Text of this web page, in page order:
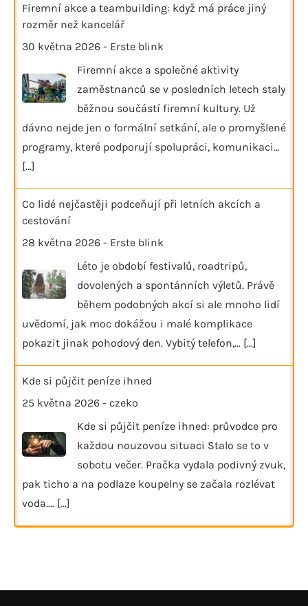
Firemní akce a teambuilding: když má práce jiný
rozměr než kancelář
30 května 2026 - Erste blink
Firemní akce a společné aktivity
zaměstnanců se v posledních letech staly
běžnou součástí firemní kultury. Už
dávno nejde jen o formální setkání, ale o promyšlené
programy, které podporují spolupráci, komunikaci…
[...]
Co lidé nejčastěji podceňují při letních akcích a
cestování
28 května 2026 - Erste blink
Léto je období festivalů, roadtripů,
dovolených a spontánních výletů. Právě
během podobných akcí si ale mnoho lidí
uvědomí, jak moc dokážou i malé komplikace
pokazit jinak pohodový den. Vybitý telefon,… [...]
Kde si půjčit peníze ihned
25 května 2026 - czeko
Kde si půjčit peníze ihned: průvodce pro
každou nouzovou situaci Stalo se to v
sobotu večer. Pračka vydala podivný zvuk,
pak ticho a na podlaze koupelny se začala rozlévat
voda.… [...]